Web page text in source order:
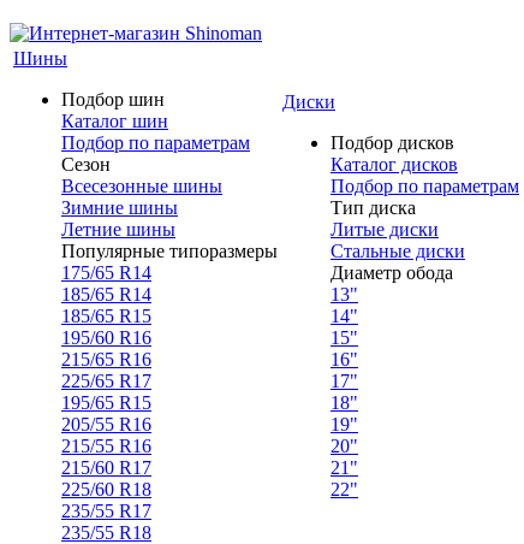
Шины
Подбор шин
Каталог шин
Подбор по параметрам
Сезон
Всесезонные шины
Зимние шины
Летние шины
Популярные типоразмеры
175/65 R14
185/65 R14
185/65 R15
195/60 R16
215/65 R16
225/65 R17
195/65 R15
205/55 R16
215/55 R16
215/60 R17
225/60 R18
235/55 R17
235/55 R18
Диски
Подбор дисков
Каталог дисков
Подбор по параметрам
Тип диска
Литые диски
Стальные диски
Диаметр обода
13"
14"
15"
16"
17"
18"
19"
20"
21"
22"